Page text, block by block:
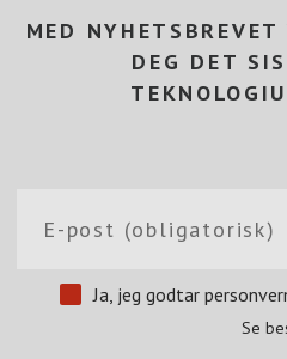
MED
DEG DET
Ja, jeg godtar
Se